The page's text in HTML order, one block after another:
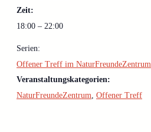
Zeit:
18:00 – 22:00
Serien:
Offener Treff im NaturFreundeZentrum
Veranstaltungskategorien:
NaturFreundeZentrum Offener Treff